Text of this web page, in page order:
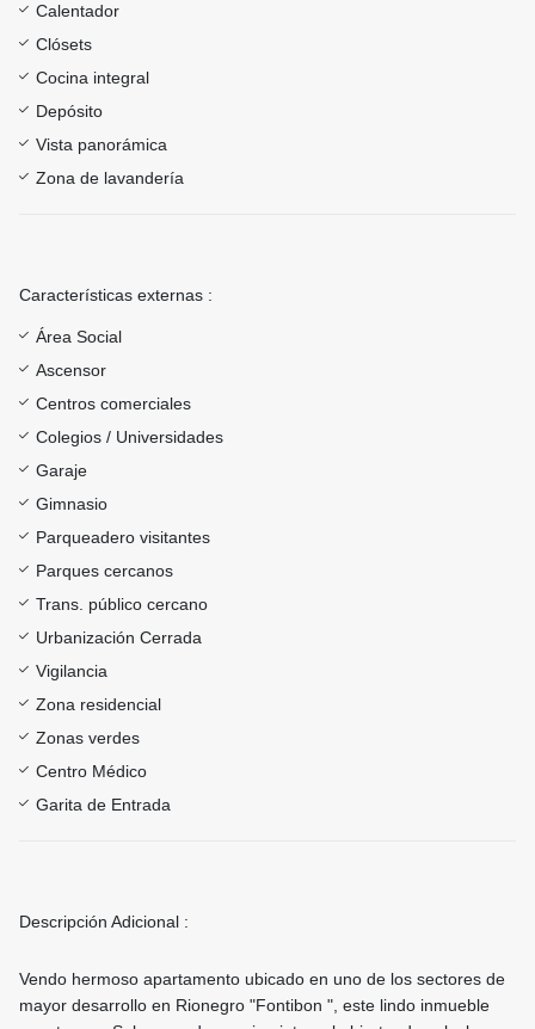
Calentador
Clósets
Cocina integral
Depósito
Vista panorámica
Zona de lavandería
Características externas :
Área Social
Ascensor
Centros comerciales
Colegios / Universidades
Garaje
Gimnasio
Parqueadero visitantes
Parques cercanos
Trans. público cercano
Urbanización Cerrada
Vigilancia
Zona residencial
Zonas verdes
Centro Médico
Garita de Entrada
Descripción Adicional :
Vendo hermoso apartamento ubicado en uno de los sectores de
mayor desarrollo en Rionegro "Fontibon ", este lindo inmueble